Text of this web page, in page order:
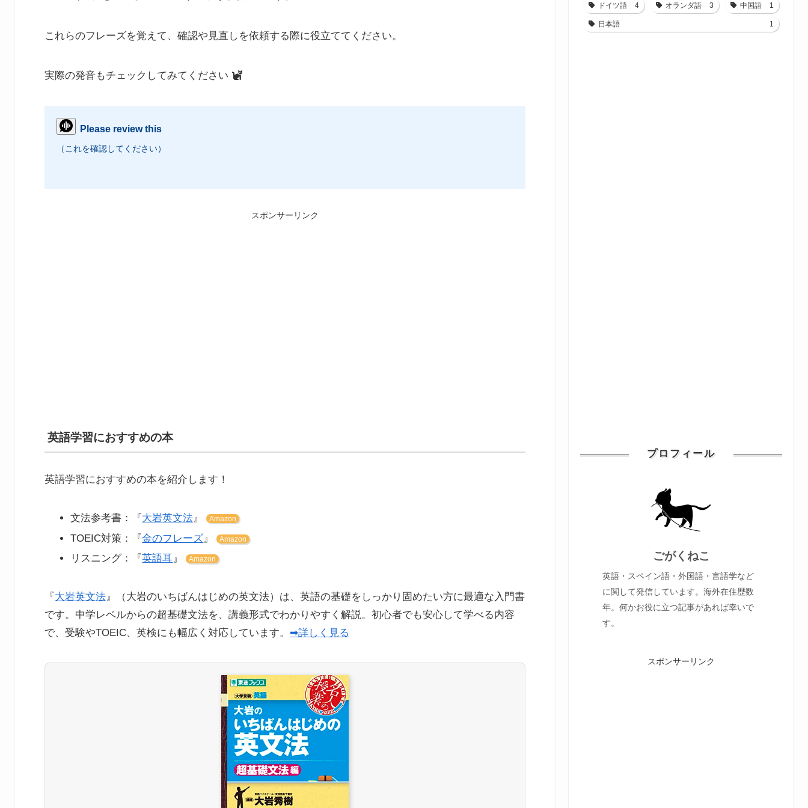
これらのフレーズを覚えて、確認や見直しを依頼する際に役立ててください。
実際の発音もチェックしてみてください
Please review this
（これを確認してください）
スポンサーリンク
英語学習におすすめの本
英語学習におすすめの本を紹介します！
文法参考書：『 大岩英文法』 Amazon
TOEIC対策：『金のフレーズ 』 Amazon
リスニング：『英語耳』 Amazon
『 大岩英文法』（大岩のいちばんはじめの英文法）は、英語の基礎をしっかり固めたい方に最適な入門書
です。中学レベルからの超基礎文法を、講義形式でわかりやすく解説。初心者でも安心して学べる内容
で、受験やTOEIC、英検にも幅広く対応しています。 ➡詳しく見る
ドイツ語 4 オランダ語 3 中国語 1
日本語 1
プロフィール
ごがくねこ
英語・スペイン語・外国語・言語学など
に関して発信しています。海外在住歴数
年。何かお役に立つ記事があれば幸いで
す。
スポンサーリンク